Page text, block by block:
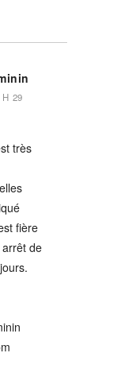
29
très
fière
arrêt de